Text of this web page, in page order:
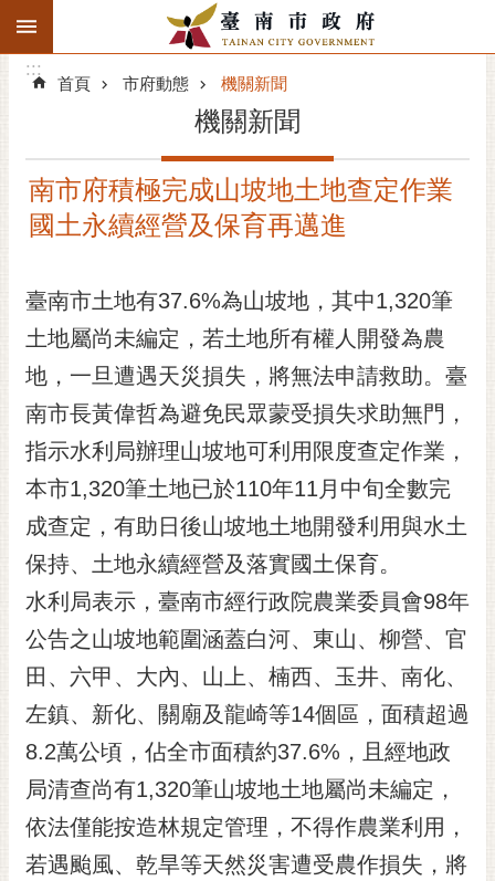
跳到主要內容區塊
搜
階
精彩府城
市府團隊
主題服務
市政資訊
市民互動
黃
偉
哲
螢
光
花
桐
花
祭
網
站
:::
:::
首頁 市府動態 機關新聞
機關新聞
南市府積極完成山坡地土地查定作業
國土永續經營及保育再邁進
臺南市土地有37.6%為山坡地，其中1,320筆
土地屬尚未編定，若土地所有權人開發為農
地，一旦遭遇天災損失，將無法申請救助。臺
南市長黃偉哲為避免民眾蒙受損失求助無門，
指示水利局辦理山坡地可利用限度查定作業，
本市1,320筆土地已於110年11月中旬全數完
成查定，有助日後山坡地土地開發利用與水土
保持、土地永續經營及落實國土保育。
水利局表示，臺南市經行政院農業委員會98年
公告之山坡地範圍涵蓋白河、東山、柳營、官
田、六甲、大內、山上、楠西、玉井、南化、
左鎮、新化、關廟及龍崎等14個區，面積超過
8.2萬公頃，佔全市面積約37.6%，且經地政
局清查尚有1,320筆山坡地土地屬尚未編定，
依法僅能按造林規定管理，不得作農業利用，
若遇颱風、乾旱等天然災害遭受農作損失，將